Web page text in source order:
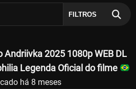
FILTROS
Andriivka 2025 1080p WEB DL
Legenda Oficial do filme
há 8 meses